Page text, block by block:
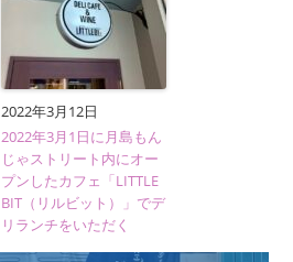
2022年3月12日
2022年3月1日に月島もん
じゃストリート内にオー
プンしたカフェ「LITTLE
BIT（リルビット）」でデ
リランチをいただく